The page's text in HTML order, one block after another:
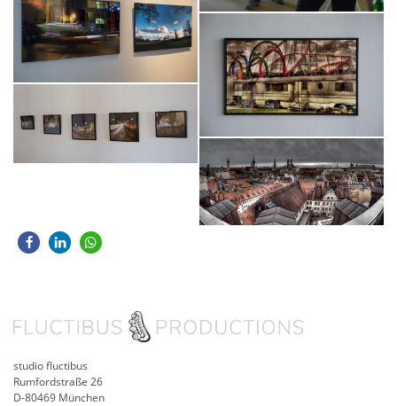
studio fluctibus
Rumfordstraße 26
D-80469 München